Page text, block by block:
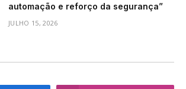
automação e reforço da segurança”
JULHO 15, 2026